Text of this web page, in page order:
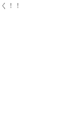
！！